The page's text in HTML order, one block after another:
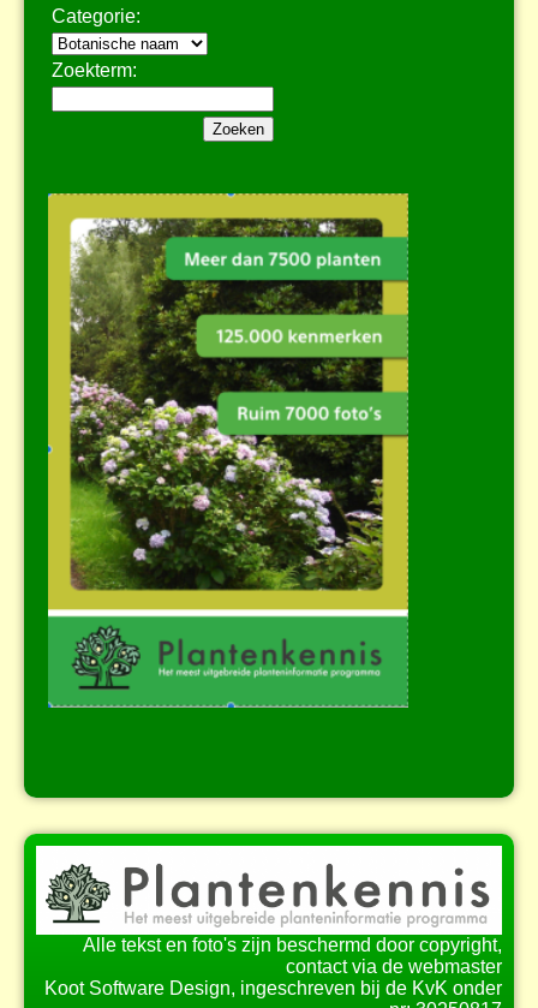
Categorie:
Zoekterm:
Alle tekst en foto's zijn beschermd door copyright,
contact via de webmaster
Koot Software Design, ingeschreven bij de KvK onder